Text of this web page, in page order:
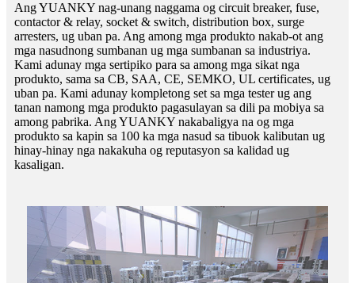
Ang YUANKY nag-unang naggama og circuit breaker, fuse,
contactor & relay, socket & switch, distribution box, surge
arresters, ug uban pa. Ang among mga produkto nakab-ot ang
mga nasudnong sumbanan ug mga sumbanan sa industriya.
Kami adunay mga sertipiko para sa among mga sikat nga
produkto, sama sa CB, SAA, CE, SEMKO, UL certificates, ug
uban pa. Kami adunay kompletong set sa mga tester ug ang
tanan namong mga produkto pagasulayan sa dili pa mobiya sa
among pabrika. Ang YUANKY nakabaligya na og mga
produkto sa kapin sa 100 ka mga nasud sa tibuok kalibutan ug
hinay-hinay nga nakakuha og reputasyon sa kalidad ug
kasaligan.